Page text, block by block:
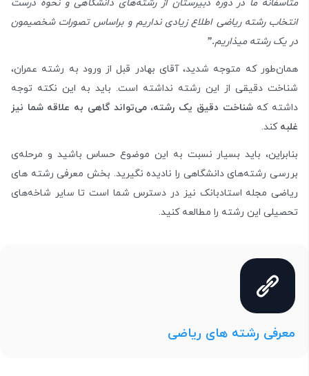
متاسفانه ما در دوره دبیرستان از رشته‌های دانشگاهی و نحوه درست
انتخاب رشته ریاضی اطلاع زیادی نداریم و براساس تصورات شخصیمون
در یک رشته میذاریم.”
همان‌طور که متوجه شدید، آقای بهادر قبل از ورود به رشته عمران،
شناخت دقیقی از این رشته نداشته است. باید به این نکته توجه
داشته کهشناخت دقیق یک رشته، می‌تواند گاهی به علاقه شما نیز
غلبه کند.
بنابراین، باید بسیار نسبت به این موضوع حساس باشید و مرحله‌ی
بررسی رشته‌‌های دانشگاهی را نادیده نگیرید. بخش معرفی رشته‌ های
ریاضی مجله استادبانک نیز در دسترس شما است تا سایر شاخه‌های
تحصیلی این رشته را مطالعه کنید.
معرفی رشته های ریاضی